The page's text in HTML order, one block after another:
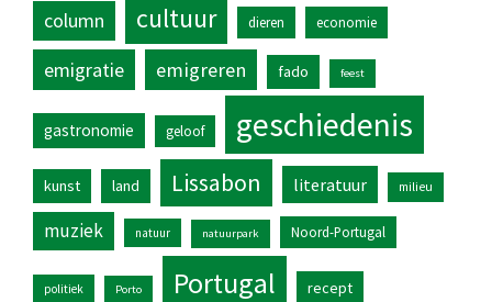
column cultuur dieren economie
emigratie emigreren fado feest
gastronomie geloof geschiedenis
kunst land Lissabon literatuur milieu
muziek natuur natuurpark Noord-Portugal
politiek Porto Portugal recept